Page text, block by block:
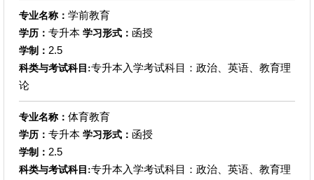
专业名称： 学前教育
学历： 专升本 学习形式： 函授
学制： 2.5
科类与考试科目:专升本入学考试科目：政治、英语、教育理
论
专业名称： 体育教育
学历： 专升本 学习形式： 函授
学制： 2.5
科类与考试科目:专升本入学考试科目：政治、英语、教育理